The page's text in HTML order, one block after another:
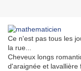
Ce n'est pas tous les
la rue...
Cheveux longs
d'araignée et lavallière